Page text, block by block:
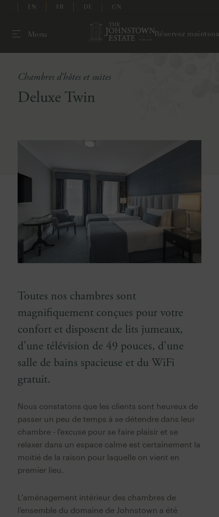
EN FR DE CN
Menu Réservez
Chambres d'hôtes et suites
Deluxe Twin
Toutes nos chambres sont
magnifiquement conçues pour votre
confort et disposent de lits jumeaux,
d'une télévision de 49 pouces, d'une
salle de bains spacieuse et du WiFi
gratuit.
Nous constatons que les clients sont heureux de
passer un peu de temps à se détendre dans leur
chambre - l'excuse pour se faire plaisir et se
relaxer dans un espace calme est certainement la
moitié de la raison pour laquelle on vient en
premier lieu.
L'aménagement intérieur des chambres de
l'ensemble du domaine de Johnstown a été